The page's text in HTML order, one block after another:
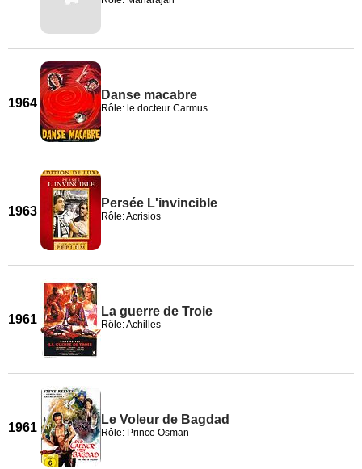
1964
Danse macabre
Rôle: le docteur Carmus
1963
Persée L'invincible
Rôle: Acrisios
1961
La guerre de Troie
Rôle: Achilles
1961
Le Voleur de Bagdad
Rôle: Prince Osman